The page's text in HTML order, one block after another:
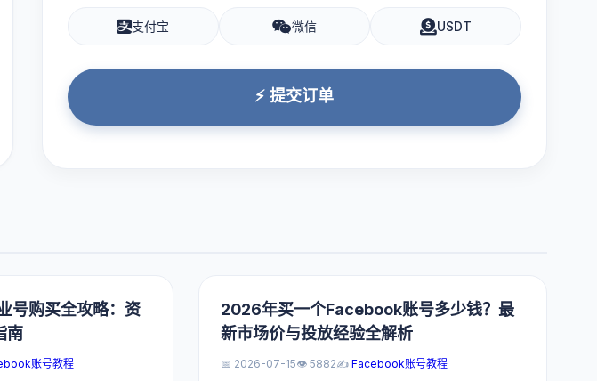
支付宝 微信 USDT
⚡ 提交订单
号购买全攻略：资
南
账号教程
2026年买一个Facebook账号多少钱？最
新市场价与投放经验全解析
📅 2026-07-15👁️ 5882✍️ Facebook账号教程